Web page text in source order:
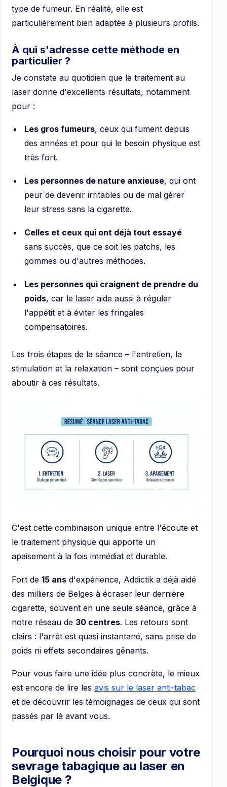
type de fumeur. En réalité, elle est
particulièrement bien adaptée à plusieurs profils.
À qui s'adresse cette méthode en
particulier ?
Je constate au quotidien que le traitement au
laser donne d'excellents résultats, notamment
pour :
Les gros fumeurs, ceux qui fument depuis
des années et pour qui le besoin physique est
très fort.
Les personnes de nature anxieuse, qui ont
peur de devenir irritables ou de mal gérer
leur stress sans la cigarette.
Celles et ceux qui ont déjà tout essayé
sans succès, que ce soit les patchs, les
gommes ou d'autres méthodes.
Les personnes qui craignent de prendre du
poids, car le laser aide aussi à réguler
l'appétit et à éviter les fringales
compensatoires.
Les trois étapes de la séance – l'entretien, la
stimulation et la relaxation – sont conçues pour
aboutir à ces résultats.
C'est cette combinaison unique entre l'écoute et
le traitement physique qui apporte un
apaisement à la fois immédiat et durable.
Fort de 15 ans d'expérience, Addictik a déjà aidé
des milliers de Belges à écraser leur dernière
cigarette, souvent en une seule séance, grâce à
notre réseau de 30 centres. Les retours sont
clairs : l'arrêt est quasi instantané, sans prise de
poids ni effets secondaires gênants.
Pour vous faire une idée plus concrète, le mieux
est encore de lire les avis sur le laser anti-tabac
et de découvrir les témoignages de ceux qui sont
passés par là avant vous.
Pourquoi nous choisir pour votre
sevrage tabagique au laser en
Belgique ?